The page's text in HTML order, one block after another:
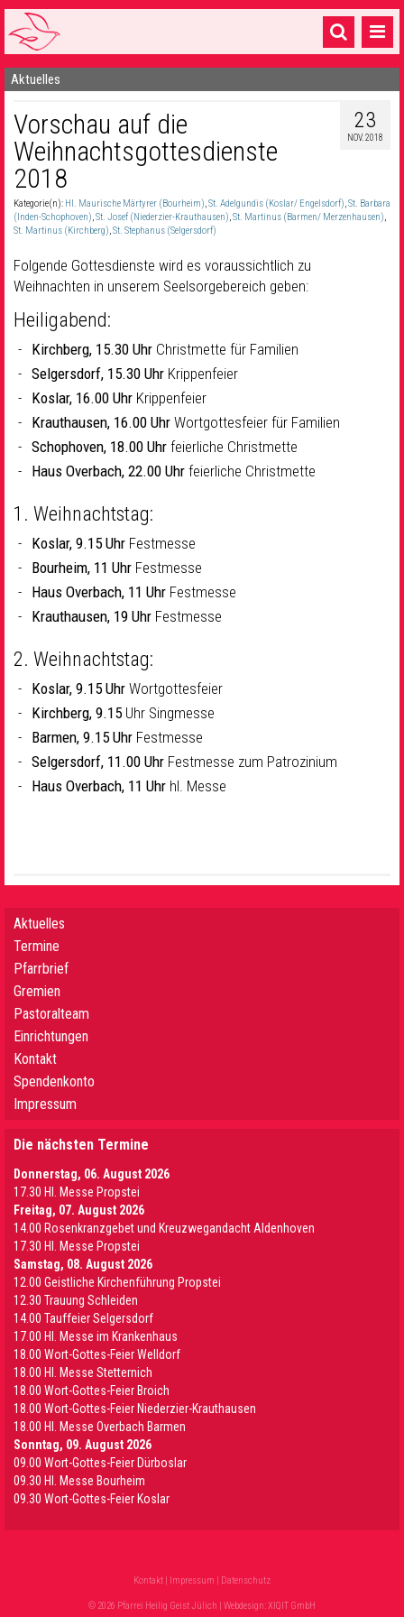
Startseite
1 Pfarrei
16 Gemeinden & mehr
Gottesdienste & Sinnsuche
Sakramente & Feste
Gemeinschaft & Soziales
Seelsorge & Kontakt
Aktuelles
23
NOV. 2018
Vorschau auf die
Weihnachtsgottesdienste
2018
Kategorie(n): Hl. Maurische Märtyrer (Bourheim),St. Adelgundis (Koslar/ Engelsdorf),St. Barbara
(Inden-Schophoven),St. Josef (Niederzier-Krauthausen),St. Martinus (Barmen/ Merzenhausen),
St. Martinus (Kirchberg),St. Stephanus (Selgersdorf)
Folgende Gottesdienste wird es voraussichtlich zu
Weihnachten in unserem Seelsorgebereich geben:
Heiligabend:
Kirchberg, 15.30 Uhr Christmette für Familien
Selgersdorf, 15.30 Uhr Krippenfeier
Koslar, 16.00 Uhr Krippenfeier
Krauthausen, 16.00 Uhr Wortgottesfeier für Familien
Schophoven, 18.00 Uhr feierliche Christmette
Haus Overbach, 22.00 Uhr feierliche Christmette
1. Weihnachtstag:
Koslar, 9.15 Uhr Festmesse
Bourheim, 11 Uhr Festmesse
Haus Overbach, 11 Uhr Festmesse
Krauthausen, 19 Uhr Festmesse
2. Weihnachtstag:
Koslar, 9.15 Uhr Wortgottesfeier
Kirchberg, 9.15 Uhr Singmesse
Barmen, 9.15 Uhr Festmesse
Selgersdorf, 11.00 Uhr Festmesse zum Patrozinium
Haus Overbach, 11 Uhr hl. Messe
Aktuelles
Termine
Pfarrbrief
Gremien
Pastoralteam
Einrichtungen
Kontakt
Spendenkonto
Impressum
Die nächsten Termine
Donnerstag, 06. August 2026
17.30 Hl. Messe Propstei
Freitag, 07. August 2026
14.00 Rosenkranzgebet und Kreuzwegandacht Aldenhoven
17.30 Hl. Messe Propstei
Samstag, 08. August 2026
12.00 Geistliche Kirchenführung Propstei
12.30 Trauung Schleiden
14.00 Tauffeier Selgersdorf
17.00 Hl. Messe im Krankenhaus
18.00 Wort-Gottes-Feier Welldorf
18.00 Hl. Messe Stetternich
18.00 Wort-Gottes-Feier Broich
18.00 Wort-Gottes-Feier Niederzier-Krauthausen
18.00 Hl. Messe Overbach Barmen
Sonntag, 09. August 2026
09.00 Wort-Gottes-Feier Dürboslar
09.30 HI. Messe Bourheim
09.30 Wort-Gottes-Feier Koslar
Kontakt | Impressum | Datenschutz
© 2026 Pfarrei Heilig Geist Jülich | Webdesign:XIQIT GmbH